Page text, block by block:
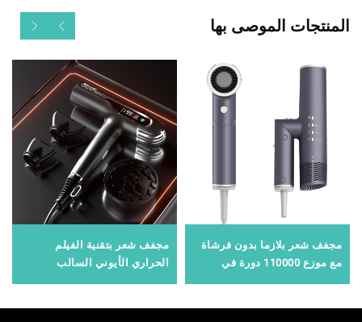
المنتجات الموصى بها
مجفف شعر بلازما بدون فرشاة
مع موزع 110000 دورة في
مجفف شعر بتقنية الفيلم
الحراري الأيوني السالب